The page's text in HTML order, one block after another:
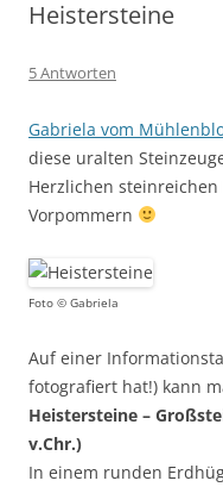
Heistersteine
5 Antworten
Gabriela vom
diese uralten
Herzlichen
Vorpommern
Foto © Gabriela
Auf einer
fotografiert hat!) kann
Heistersteine –
v.Chr.)
In einem runden